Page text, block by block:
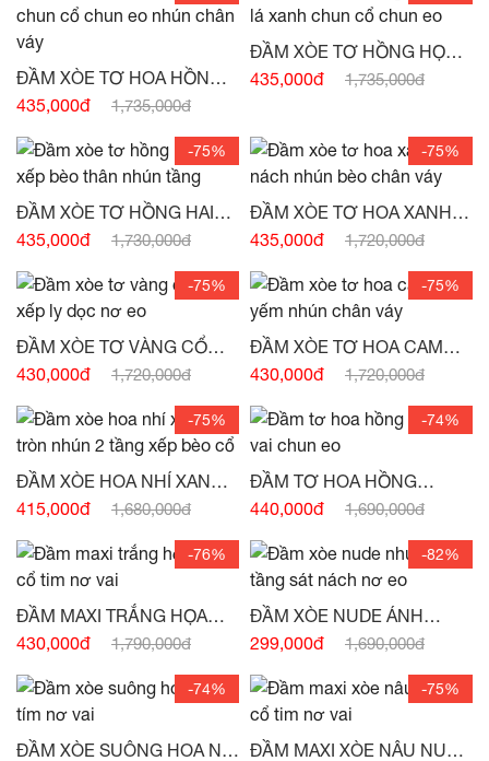
ĐẦM XÒE TƠ HOA HỒNG
CHUN CỔ CHUN EO
HÀNG)
435,000đ 1,735,000đ
ĐẦM XÒE TƠ HỒNG HỌA
TIẾT LÁ XANH CHUN CỔ
435,000đ 1,735,000đ
-75%
ĐẦM XÒE TƠ HỒNG HAI
DÂY XẾP BÈO THÂN NHÚN
435,000đ 1,730,000đ
-75%
ĐẦM XÒE TƠ HOA XANH
SÁT NÁCH NHÚN BÈO
435,000đ 1,720,000đ
-75%
ĐẦM XÒE TƠ VÀNG CỔ
TRÒN XẾP LY DỌC NƠ EO
430,000đ 1,720,000đ
-75%
ĐẦM XÒE TƠ HOA CAM
CỔ YẾM NHÚN CHÂN VÁY
430,000đ 1,720,000đ
-75%
ĐẦM XÒE HOA NHÍ XANH
CỔ TRÒN NHÚN 2 TẦNG
415,000đ 1,680,000đ
-74%
ĐẦM TƠ HOA HỒNG
CHUN VAI CHUN EO -
440,000đ 1,690,000đ
-76%
ĐẦM MAXI TRẮNG HỌA
TIẾT CỔ TIM NƠ VAI -(HẾT
430,000đ 1,790,000đ
-82%
ĐẦM XÒE NUDE ÁNH
HỒNG NHÚN 3 TẦNG SÁT
HÀNG)
299,000đ 1,690,000đ
-74%
ĐẦM XÒE SUÔNG HOA NHÍ
-75%
ĐẦM MAXI XÒE NÂU NUDE